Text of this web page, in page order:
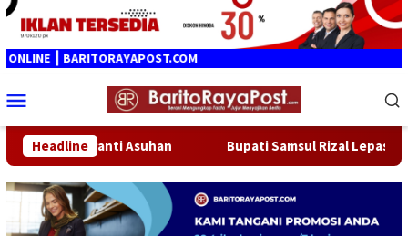
Loncat
konten
Mobile
Headline
Asuhan Bupati Samsul Rizal Lepas Ribuan Peserta